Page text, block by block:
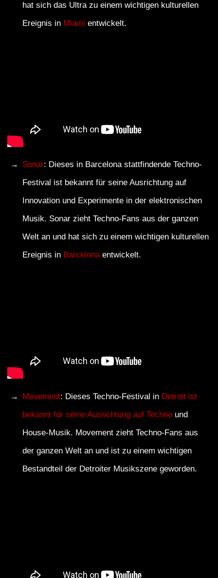
hat sich das Ultra zu einem wichtigen kulturellen
Ereignis in Miami entwickelt.
Sonar: Dieses in Barcelona stattfindende Techno-
Festival ist bekannt für seine Ausrichtung auf
Innovation und Experimente in der elektronischen
Musik. Sonar zieht Techno-Fans aus der ganzen
Welt an und hat sich zu einem wichtigen kulturellen
Ereignis in Barcelonaentwickelt.
Movement: Dieses Techno-Festival in Detroit ist
bekannt für seine Ausrichtung auf Techno und
House-Musik. Movement zieht Techno-Fans aus
der ganzen Welt an und ist zu einem wichtigen
Bestandteil der Detroiter Musikszene geworden.